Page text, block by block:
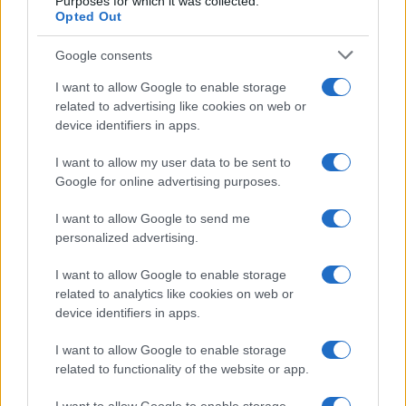
Opted Out
Google consents
I want to allow Google to enable storage
related to advertising like cookies on web or
device identifiers in apps.
I want to allow my user data to be sent to
Google for online advertising purposes.
I want to allow Google to send me
personalized advertising.
I want to allow Google to enable storage
related to analytics like cookies on web or
device identifiers in apps.
I want to allow Google to enable storage
related to functionality of the website or app.
patatine fritte non salutari, anche se io non compro
mai niente del genere.
Non credo sia giusto dire a qualcuno che non lo
trovi attraente. Penso che questo uccida
Ma penso che sia giusto dire qualcosa del tipo:
«Voglio che ci divertiamo molto insieme, e mi piace
fare sesso con te, ma il tuo peso sta davvero
iniziando a influenzare la nostra vita sessuale».
Non lo voglio per noi.Possiamo raggiungere
alcuni obiettivi insieme? E affrontare il tema della
salute (non contrarre il diabete, non esercitare
pressione su cuore e articolazioni) è un modo